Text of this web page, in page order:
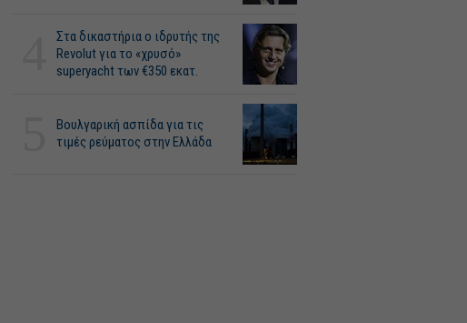
Στα δικαστήρια ο ιδρυτής της
Revolut για το «χρυσό»
superyacht των €350 εκατ.
Βουλγαρική ασπίδα για τις
τιμές ρεύματος στην Ελλάδα